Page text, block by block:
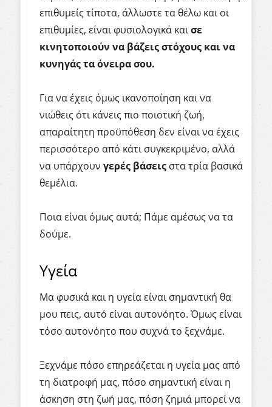
επιθυμείς τίποτα, άλλωστε τα θέλω και οι
επιθυμίες, είναι φυσιολογικά καισε
κινητοποιούν να βάζειςστόχους καινα
κυνηγάςταόνειρασου.
Για να έχεις όμως ικανοποίηση και να
νιώθεις ότι κάνεις πιο ποιοτική ζωή,
απαραίτητη προϋπόθεση δεν είναι να έχεις
περισσότερο από κάτι συγκεκριμένο, αλλά
να υπάρχουν γερές βάσεις στα τρία βασικά
θεμέλια.
Ποια είναι όμως αυτά; Πάμε αμέσως να τα
δούμε.
Υγεία
Μα φυσικά και η υγεία είναι σημαντική θα
μου πεις, αυτό είναι αυτονόητο. Όμως είναι
τόσο αυτονόητο που συχνά το ξεχνάμε.
Ξεχνάμε πόσο επηρεάζεται η υγεία μας από
τη διατροφή μας, πόσο σημαντική είναι η
άσκηση στη ζωή μας, πόση ζημιά μπορεί να